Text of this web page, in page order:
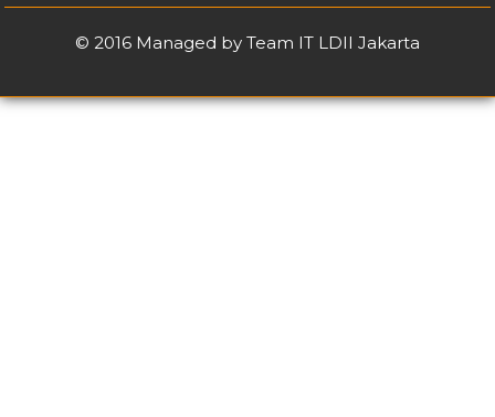
© 2016 Managed by Team IT LDII Jakarta